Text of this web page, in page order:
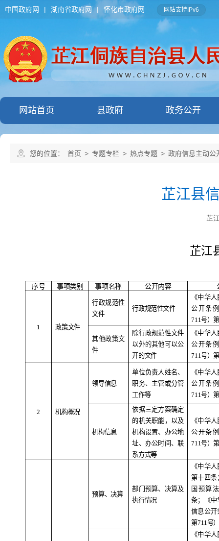
中国政府网 | 湖南省政府网 | 怀化市政府网 网站支持IPv6
网站首页 县政府 政务公开
您的位置： 首页 > 专题专栏 > 热点专题 > 政府信息主动公
芷江县
芷
芷江
序号 事项类别 事项名称 公开内容
1 政策文件
行政规范性
文件
行政规范性文件
《中华
公开条
711号）
其他政策文
件
除行政规范性文件
以外的其他可以公
开的文件
《中华
公开条
711号）
2 机构概况
领导信息
单位负责人姓名、
职务、主管或分管
工作等
《中华
公开条
711号）
机构信息
依据三定方案确定
的机关职能，以及
机构设置、办公地
址、办公时间、联
系方式等
《中华
公开条
711号）
预算、决算
部门预算、决算及
执行情况
《中华
第十四条
国预算
条；《中
信息公开
第711 号
《中华